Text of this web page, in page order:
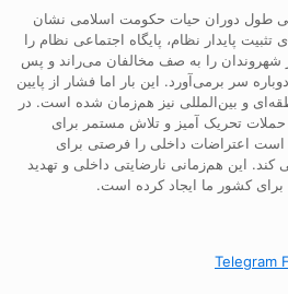
طول دوران حیات حکومت اسلامی نشان
پایدار نظام، پایگاه اجتماعی نظام را
شهروندان را به صف مخالفان می‌راند و پس
سر برمی‌آورد. این بار اما فشار از پایین
و بین‌المللی نیز هم‌زمان شده است. در
حملات تحریک آمیز و تلاش مستمر برای
اعتراضات داخلی را فرصتی برای
کند. این هم‌زمانی نارضایتی داخلی و تهدید
کشور ما ایجاد کرده است.
Telegram